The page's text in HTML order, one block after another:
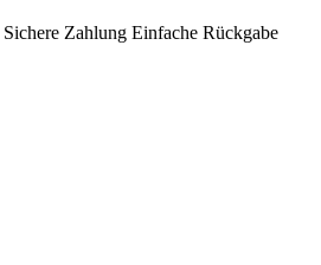
Sichere Zahlung Einfache Rückgabe